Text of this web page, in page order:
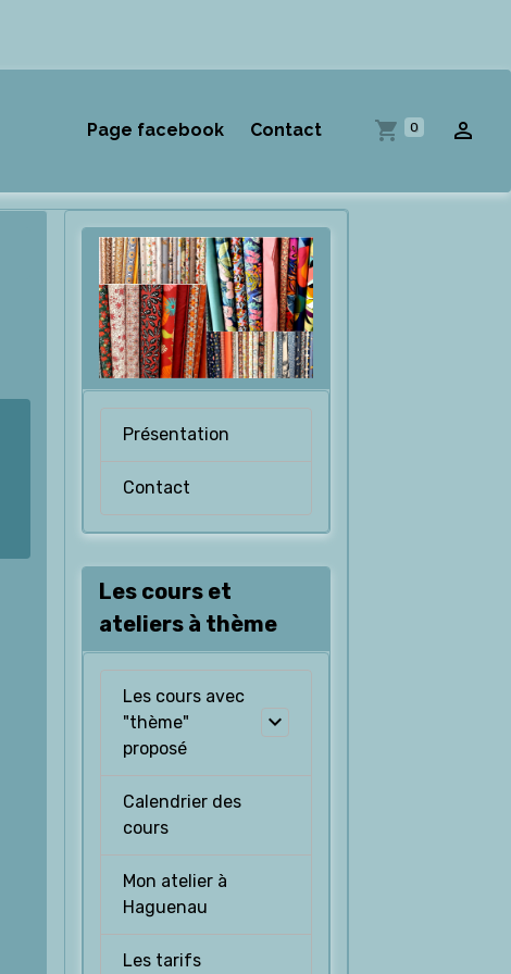
Page facebook Contact 0
Présentation
Contact
Les cours et
ateliers à thème
Les cours avec
"thème"
proposé
Calendrier des
cours
Mon atelier à
Haguenau
Les tarifs